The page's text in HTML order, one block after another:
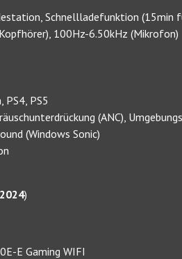
Schnellladefunktion (15min
100Hz-6.50kHz (Mikrofon)
PS5
(ANC),
(Windows Sonic)
)
E Gaming WIFI